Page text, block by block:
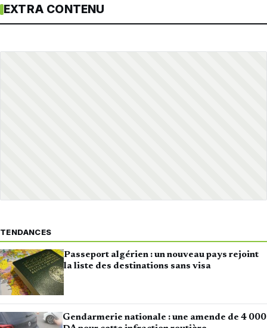
EXTRA CONTENU
TENDANCES
Passeport algérien : un nouveau pays rejoint
la liste des destinations sans visa
Gendarmerie nationale : une amende de 4 000